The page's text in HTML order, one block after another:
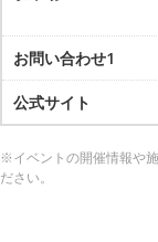
お問い合わせ1
公式サイト
※イベントの開催情報や
ださい。